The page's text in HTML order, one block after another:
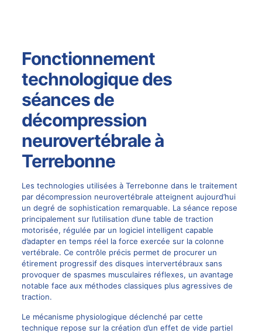
Fonctionnement
technologique des
séances de
décompression
neurovertébrale à
Terrebonne
Les technologies utilisées à Terrebonne dans le traitement
par décompression neurovertébrale atteignent aujourd’hui
un degré de sophistication remarquable. La séance repose
principalement sur l’utilisation d’une table de traction
motorisée, régulée par un logiciel intelligent capable
d’adapter en temps réel la force exercée sur la colonne
vertébrale. Ce contrôle précis permet de procurer un
étirement progressif des disques intervertébraux sans
provoquer de spasmes musculaires réflexes, un avantage
notable face aux méthodes classiques plus agressives de
traction.
Le mécanisme physiologique déclenché par cette
technique repose sur la création d’un effet de vide partiel